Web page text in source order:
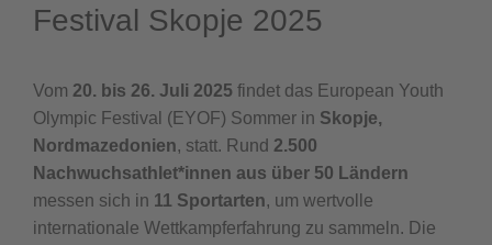
Festival Skopje 2025
Vom 20. bis 26. Juli 2025 findet das European Youth
Olympic Festival (EYOF) Sommer in Skopje,
Nordmazedonien, statt. Rund 2.500
Nachwuchsathlet*innen aus über 50 Ländern
messen sich in 11 Sportarten, um wertvolle
internationale Wettkampferfahrung zu sammeln. Die